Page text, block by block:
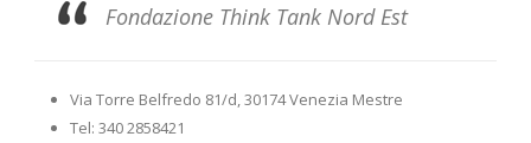
Fondazione Think Tank Nord Est
Via Torre Belfredo 81/d, 30174 Venezia Mestre
Tel: 340 2858421